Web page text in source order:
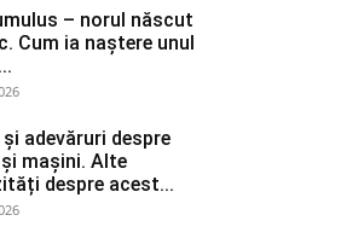
– norul născut
Cum ia naștere unul
adevăruri despre
mașini. Alte
despre acest...